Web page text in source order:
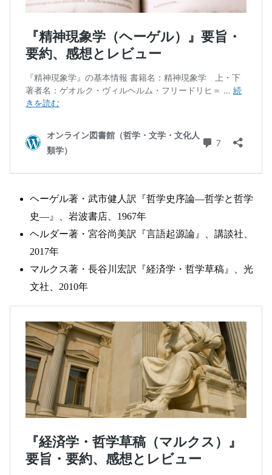
ヘーゲル著・武市健人訳『哲学史序論―哲学と哲学
史―』、岩波書店、1967年
ヘルダー著・宮谷尚美訳『言語起源論』、講談社、
2017年
マルクス著・長谷川宏訳『経済学・哲学草稿』、光
文社、2010年